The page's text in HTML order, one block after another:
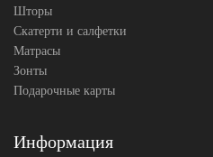
Шторы
Скатерти и салфетки
Матрасы
Зонты
Подарочные карты
Информация